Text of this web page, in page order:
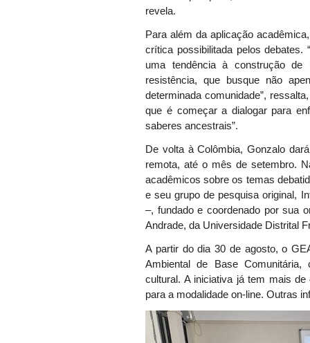
revela.
Para além da aplicação
crítica possibilitada pelos debates.
uma tendência à construção
resistência, que busque não
determinada comunidade”,
que é começar a dialogar para
saberes ancestrais”.
De volta à Colômbia, Gonzalo
remota, até o mês de setembro.
acadêmicos sobre os temas
e seu grupo de pesquisa original,
–, fundado e coordenado por sua
Andrade, da Universidade Distrital
A partir do dia 30 de agosto, o
Ambiental de Base
cultural. A iniciativa já tem mais
para a modalidade on-line. Outras